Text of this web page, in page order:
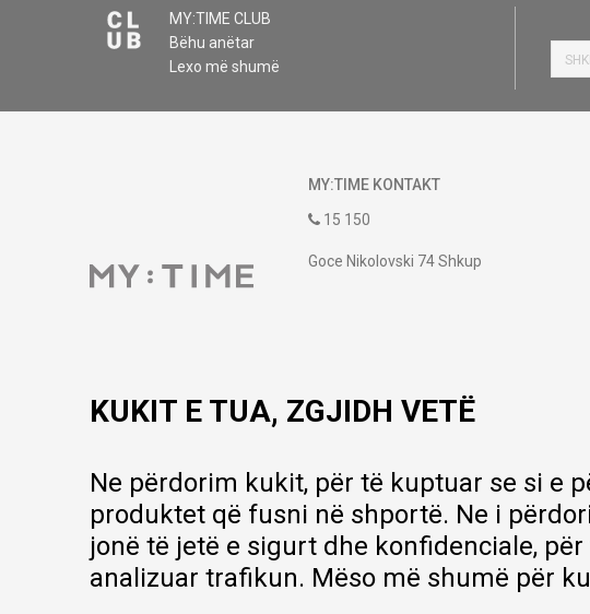
MY:TIME CLUB
Bëhu anëtar
Lexo më shumë
MY:TIME KONTAKT
15 150
Goce Nikolovski 74 Shkup
KUKIT E TUA, ZGJIDH VETË
Ne përdorim kukit, për të kuptuar se si e
produktet që fusni në shportë. Ne i
jonë të jetë e sigurt dhe konfidenciale,
analizuar trafikun. Mëso më shumë për